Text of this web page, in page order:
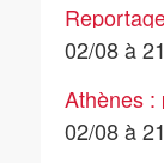
calme et
02/08 à
Athènes :
02/08 à